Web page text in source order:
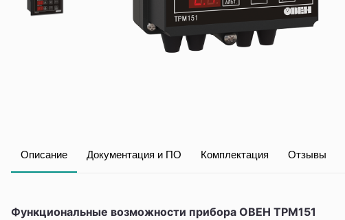
Описание Документация и ПО Комплектация Отзывы
Функциональные возможности прибора ОВЕН ТРМ151